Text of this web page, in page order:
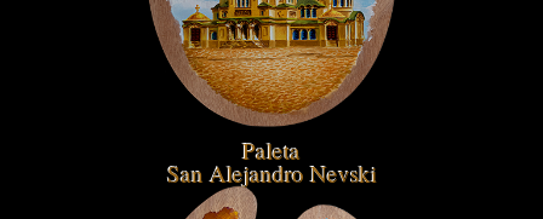
Paleta
San Alejandro Nevski